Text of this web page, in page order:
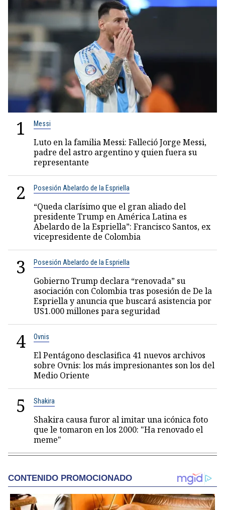
1 Messi
Luto en la familia Messi: Falleció Jorge Messi,
padre del astro argentino y quien fuera su
representante
2 Posesión Abelardo de la Espriella
“Queda clarísimo que el gran aliado del
presidente Trump en América Latina es
Abelardo de la Espriella”: Francisco Santos, ex
vicepresidente de Colombia
3 Posesión Abelardo de la Espriella
Gobierno Trump declara “renovada” su
asociación con Colombia tras posesión de De la
Espriella y anuncia que buscará asistencia por
US1.000 millones para seguridad
4 Ovnis
El Pentágono desclasifica 41 nuevos archivos
sobre Ovnis: los más impresionantes son los del
Medio Oriente
5 Shakira
Shakira causa furor al imitar una icónica foto
que le tomaron en los 2000: "Ha renovado el
meme"